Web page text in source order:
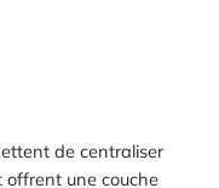
de centraliser
offrent une couche